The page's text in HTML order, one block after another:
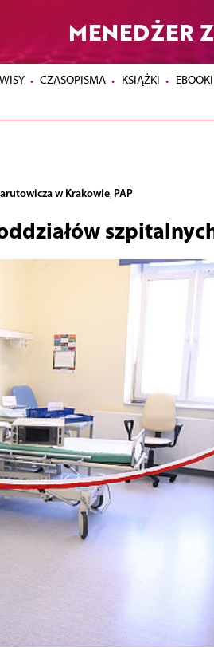
MENEDŻER
CZASOPISMA KSIĄŻKI EBOOKI
w Krakowie, PAP